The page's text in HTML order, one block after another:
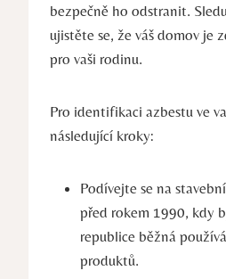
bezpečně ho odstranit.
⁤ujistěte se, že váš domov ‍je
pro vaši rodinu.
Pro identifikaci azbestu ve
následující‌ kroky:
Podívejte se na‌
před rokem 1990, kdy
republice běžná
produktů.